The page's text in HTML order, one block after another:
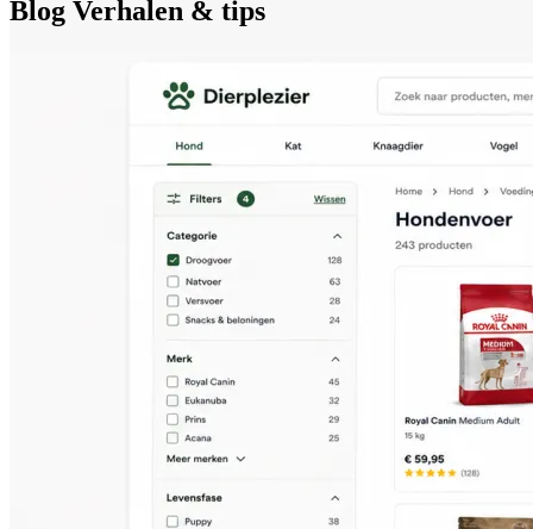
Blog Verhalen & tips